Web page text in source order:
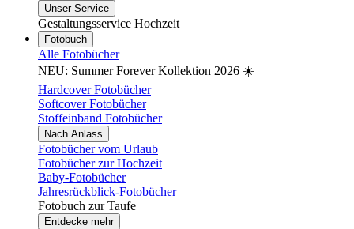
Unser Service
Gestaltungsservice Hochzeit
Fotobuch
Alle Fotobücher
NEU: Summer Forever Kollektion 2026 ☀️
Hardcover Fotobücher
Softcover Fotobücher
Stoffeinband Fotobücher
Nach Anlass
Fotobücher vom Urlaub
Fotobücher zur Hochzeit
Baby-Fotobücher
Jahresrückblick-Fotobücher
Fotobuch zur Taufe
Entdecke mehr